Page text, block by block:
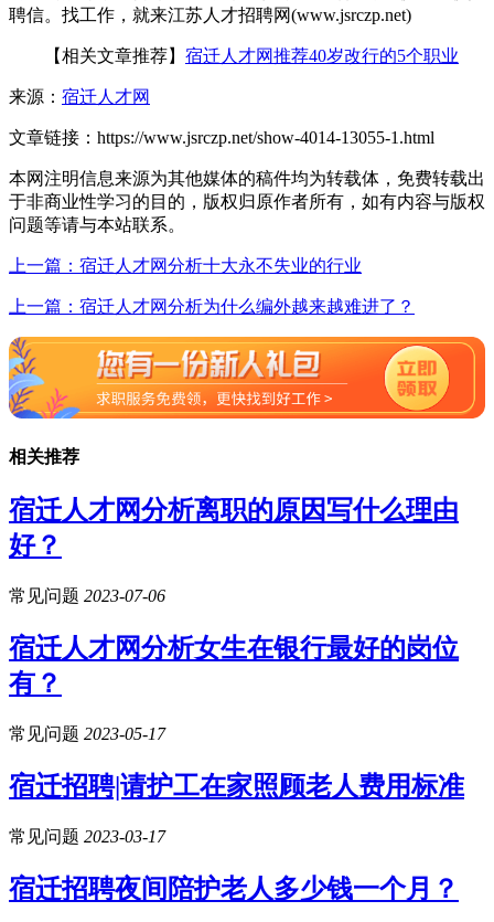
聘信。找工作，就来江苏人才招聘网(www.jsrczp.net)
【相关文章推荐】 宿迁人才网推荐40岁改行的5个职业
来源： 宿迁人才网
文章链接： https://www.jsrczp.net/show-4014-13055-1.html
本网注明信息来源为其他媒体的稿件均为转载体，免费转载出
于非商业性学习的目的，版权归原作者所有，如有内容与版权
问题等请与本站联系。
上一篇：宿迁人才网分析十大永不失业的行业
上一篇：宿迁人才网分析为什么编外越来越难进了？
相关推荐
宿迁人才网分析离职的原因写什么理由
好？
常见问题 2023-07-06
宿迁人才网分析女生在银行最好的岗位
有？
常见问题 2023-05-17
宿迁招聘|请护工在家照顾老人费用标准
常见问题 2023-03-17
宿迁招聘夜间陪护老人多少钱一个月？